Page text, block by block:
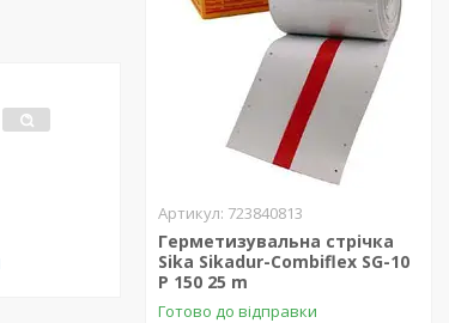
723840813
Герметизувальна стрічка
Sika Sikadur-Combiflex SG-10
P 150 25 m
Готово до відправки